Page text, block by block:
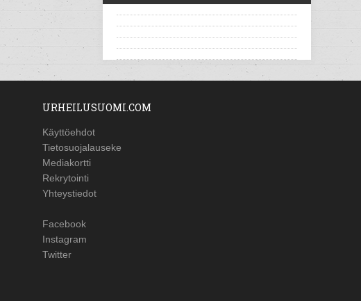
URHEILUSUOMI.COM
Käyttöehdot
Tietosuojalauseke
Mediakortti
Rekrytointi
Yhteystiedot
Facebook
Instagram
Twitter